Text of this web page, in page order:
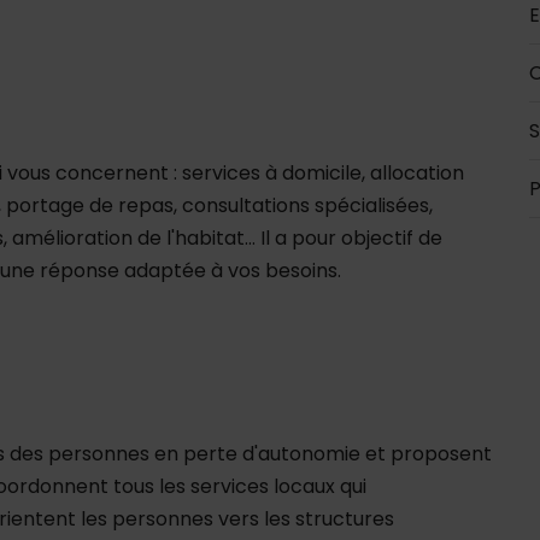
vous concernent : services à domicile, allocation
de repas, consultations spécialisées,
de l'habitat... Il a pour objectif de
réponse adaptée à vos besoins.
des personnes en perte d'autonomie et proposent
tous les services locaux qui
les personnes vers les structures